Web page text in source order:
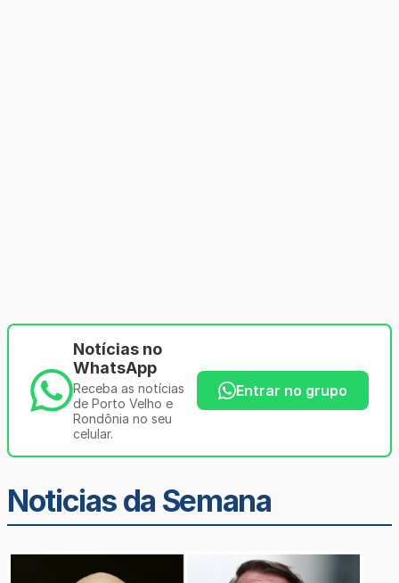
Notícias no
WhatsApp
Receba as notícias
de Porto Velho e
Rondônia no seu
celular.
Entrar no grupo
Noticias da Semana